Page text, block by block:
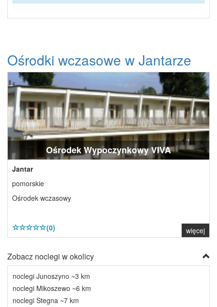
Ośrodki wczasowe w Jantarze
Ośrodek Wypoczynkowy VIVA
Jantar
pomorskie
Ośrodek wczasowy
(0) więcej
Zobacz noclegi w okolicy
noclegi Junoszyno ~3 km
noclegi Mikoszewo ~6 km
noclegi Stegna ~7 km